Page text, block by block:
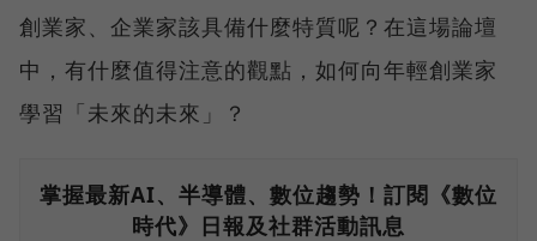
創業家、企業家該具備什麼特質呢？在這場論壇
中，有什麼值得注意的觀點，如何向年輕創業家
學習「未來的未來」？
掌握最新AI、半導體、數位趨勢！訂閱《數位
時代》日報及社群活動訊息